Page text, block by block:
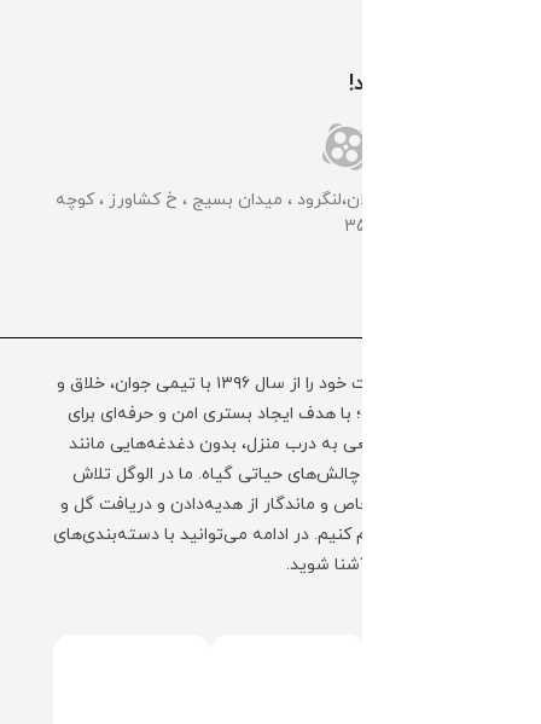
همراه ما باشید!
📌گلخانه مرکزی: گیلان،لنگرود ، میدان بسیج ، خ کشاورز ، کوچه
مجموعه الوگل فعالیت خود را از سال ۱۳۹۶ با تیمی جوان، خلاق و
به‌روز آغاز کرده است؛ با هدف ایجاد بستری امن و حرفه‌ای برای
ارسال گل و گیاه طبیعی به درب منزل، بدون دغدغه‌هایی مانند
نگهداری، حمل‌ونقل و چالش‌های حیاتی گیاه. ما در الوگل تلاش
کرده‌ایم تا تجربه‌ای خاص و ماندگار از هدیه‌دادن و دریافت گل و
گیاه را برای شما فراهم کنیم. در ادامه می‌توانید با دسته‌بندی‌های
محبوب فروشگاه ما آشنا شوید.